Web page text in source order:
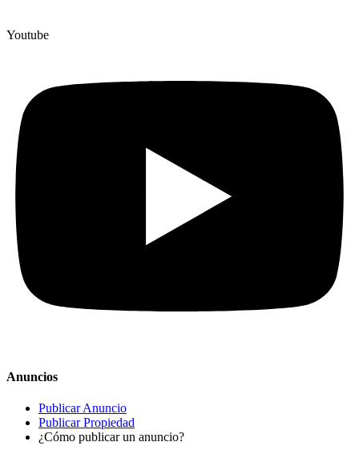
Youtube
Anuncios
Publicar Anuncio
Publicar Propiedad
¿Cómo publicar un anuncio?